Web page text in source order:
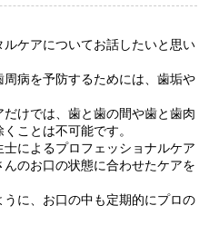
ケアについてお話したいと思い
病を予防するためには、歯垢や
けでは、歯と歯の間や歯と歯肉
ことは不可能です。
によるプロフェッショナルケア
のお口の状態に合わせたケアを
に、お口の中も定期的にプロの